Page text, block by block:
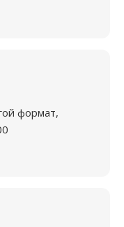
формат,